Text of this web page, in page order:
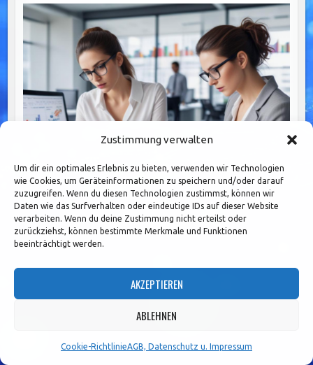
Zustimmung verwalten
Um dir ein optimales Erlebnis zu bieten, verwenden wir Technologien
wie Cookies, um Geräteinformationen zu speichern und/oder darauf
zuzugreifen. Wenn du diesen Technologien zustimmst, können wir
Daten wie das Surfverhalten oder eindeutige IDs auf dieser Website
verarbeiten. Wenn du deine Zustimmung nicht erteilst oder
zurückziehst, können bestimmte Merkmale und Funktionen
beeinträchtigt werden.
AKZEPTIEREN
ABLEHNEN
Cookie-RichtlinieAGB, Datenschutz u. Impressum
Effiziente Transaktionen durch Straight Through
Processing: Automatisierung im Bankwesen
Seitennummerierung
Beiträge
… 36 Older posts →